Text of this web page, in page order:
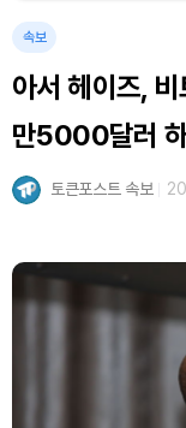
속보
아서 헤이즈,
만5000달러
토큰포스트 속보